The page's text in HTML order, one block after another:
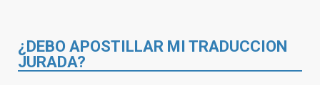
¿DEBO APOSTILLAR MI TRADUCCION
JURADA?